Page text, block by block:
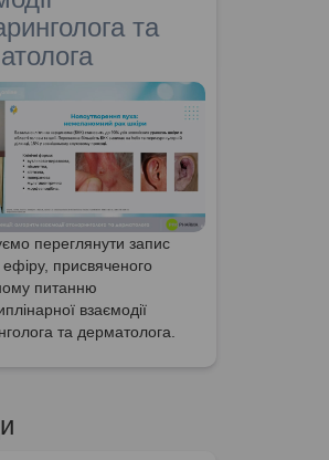
та
переглянути запис
присвяченого
питанню
взаємодії
та дерматолога.